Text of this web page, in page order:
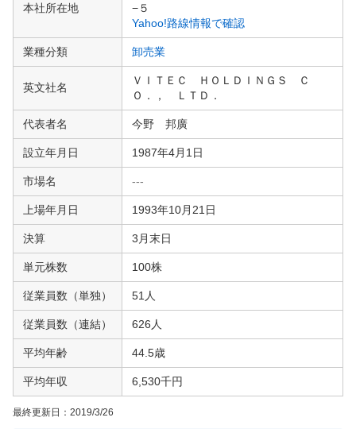
情本社所在地
−５
Yahoo!路線情報で確認
業種分類 卸売業
英文社名
ＶＩＴＥＣ ＨＯＬＤＩＮＧＳ Ｃ
Ｏ．， ＬＴＤ．
代表者名 今野 邦廣
設立年月日 1987年4月1日
市場名 ---
上場年月日 1993年10月21日
決算 3月末日
単元株数 100株
従業員数（単独） 51人
従業員数（連結） 626人
平均年齢 44.5歳
平均年収 6,530千円
最終更新日： 2019/3/26